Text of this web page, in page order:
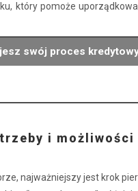
który pomoże
swój proces
i możliwości
najważniejszy jest krok